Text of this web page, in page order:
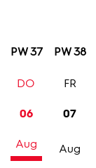
PW 37 PW 38
06
Aug
DO
07
Aug
FR